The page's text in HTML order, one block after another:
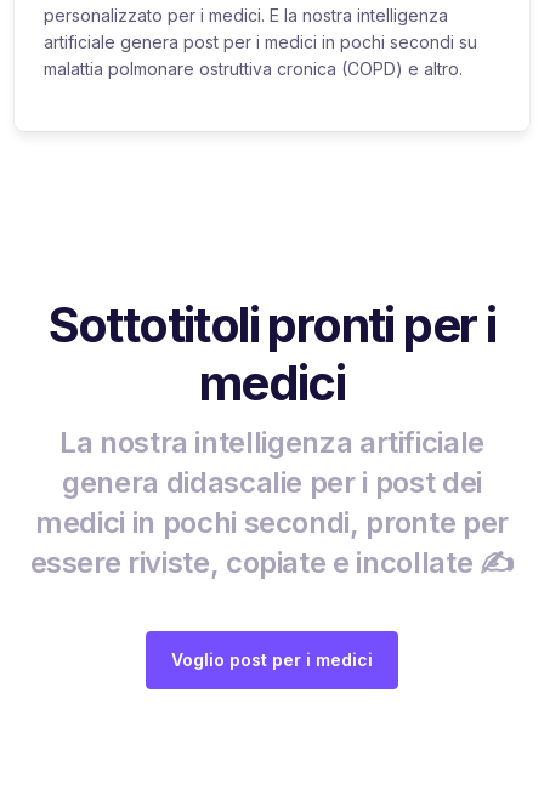
personalizzato per i medici. E la nostra intelligenza
artificiale genera post per i medici in pochi secondi su
malattia polmonare ostruttiva cronica (COPD) e altro.
Sottotitoli pronti per i
medici
La nostra intelligenza artificiale
genera didascalie per i post dei
medici in pochi secondi, pronte per
essere riviste, copiate e incollate ✍️
Voglio post per i medici